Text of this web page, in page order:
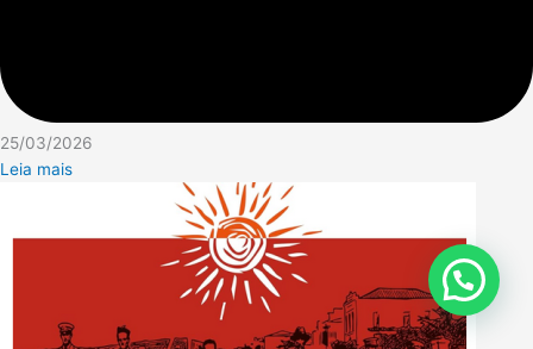
25/03/2026
Leia mais